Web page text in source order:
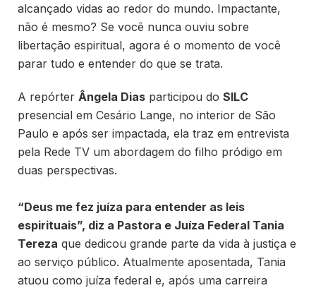
alcançado vidas ao redor do mundo. Impactante,
não é mesmo? Se você nunca ouviu sobre
libertação espiritual, agora é o momento de você
parar tudo e entender do que se trata.
A repórter Ângela Dias participou do SILC
presencial em Cesário Lange, no interior de São
Paulo e após ser impactada, ela traz em entrevista
pela Rede TV um abordagem do filho pródigo em
duas perspectivas.
“Deus me fez juíza para entender as leis
espirituais”, diz a Pastora e Juíza Federal Tania
Tereza que dedicou grande parte da vida à justiça e
ao serviço público. Atualmente aposentada, Tania
atuou como juíza federal e, após uma carreira